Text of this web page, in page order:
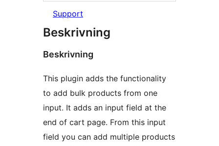
Support
Beskrivning
Beskrivning
This plugin adds the functionality
to add bulk products from one
input. It adds an input field at the
end of cart page. From this input
field you can add multiple products